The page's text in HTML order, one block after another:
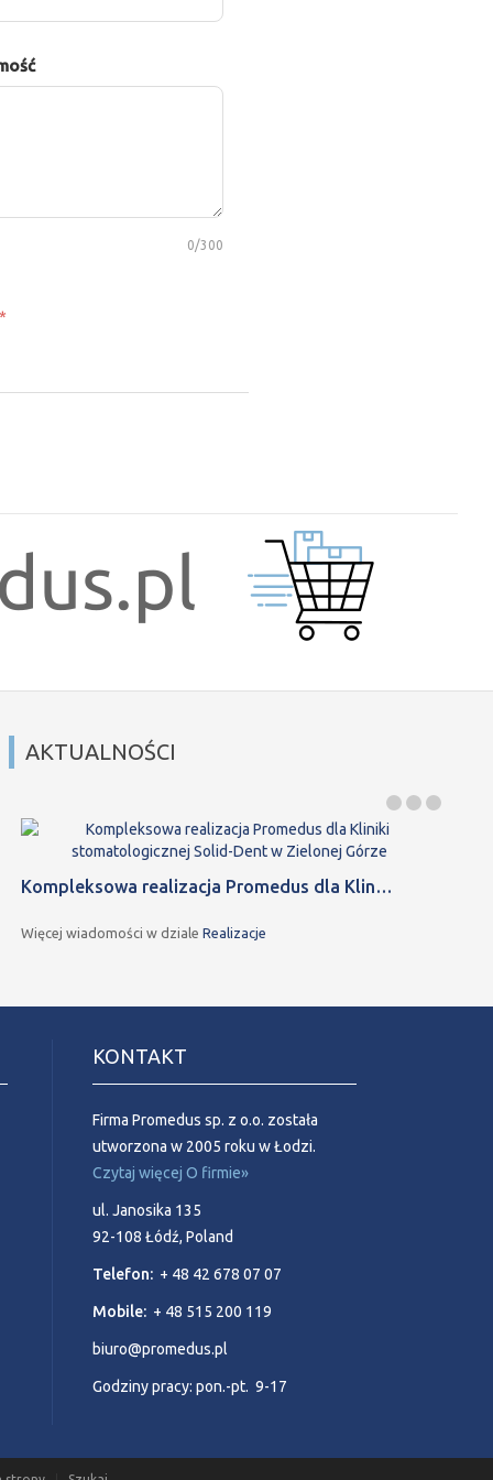
0/300
*
AKTUALNOŚCI
Kompleksowa realizacja Promedus dla Klin…
Więcej wiadomości w dziale Realizacje
KONTAKT
Firma Promedus sp. z o.o. została
utworzona w 2005 roku w Łodzi.
Czytaj więcej O firmie»
ul. Janosika 135
92-108 Łódź, Poland
Telefon: + 48 42 678 07 07
Mobile: + 48 515 200 119
biuro@promedus.pl
Godziny pracy: pon.-pt. 9-17